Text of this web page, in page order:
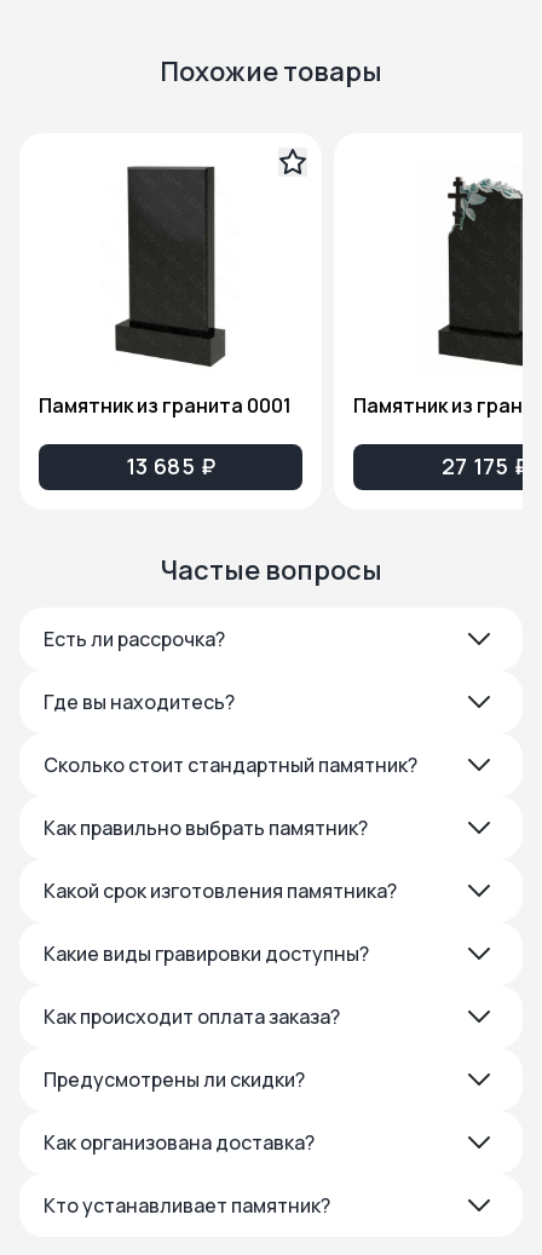
Похожие товары
Памятник из гранита 0001
13 685 ₽ 27 175 ₽
Частые вопросы
Есть ли рассрочка?
Где вы находитесь?
Сколько стоит стандартный памятник?
Как правильно выбрать памятник?
Какой срок изготовления памятника?
Какие виды гравировки доступны?
Как происходит оплата заказа?
Предусмотрены ли скидки?
Как организована доставка?
Кто устанавливает памятник?